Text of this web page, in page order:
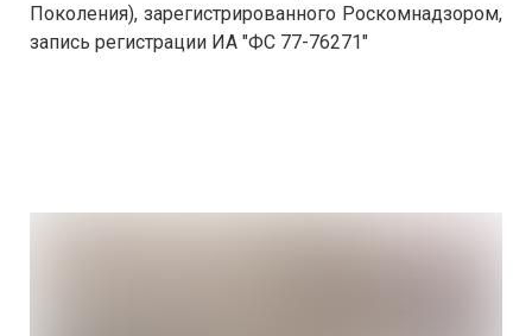
Поколения), зарегистрированного Роскомнадзором,
запись регистрации ИА "ФС 77-76271"